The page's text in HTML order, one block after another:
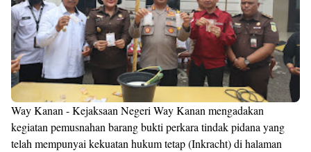
Way Kanan - Kejaksaan Negeri Way Kanan mengadakan
kegiatan pemusnahan barang bukti perkara tindak pidana yang
telah mempunyai kekuatan hukum tetap (Inkracht) di halaman